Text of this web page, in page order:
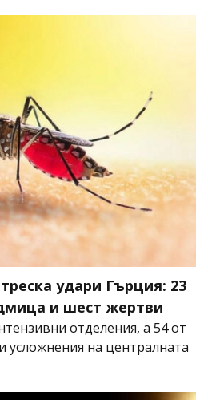
удари Гърция: 23
и шест жертви
отделения, а 54 от
усложнения на централната